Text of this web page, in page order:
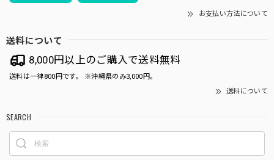
お支払い方法について
送料について
8,000円以上のご購入で送料無料
送料は一律800円です。 ※沖縄県のみ3,000円。
送料について
SEARCH